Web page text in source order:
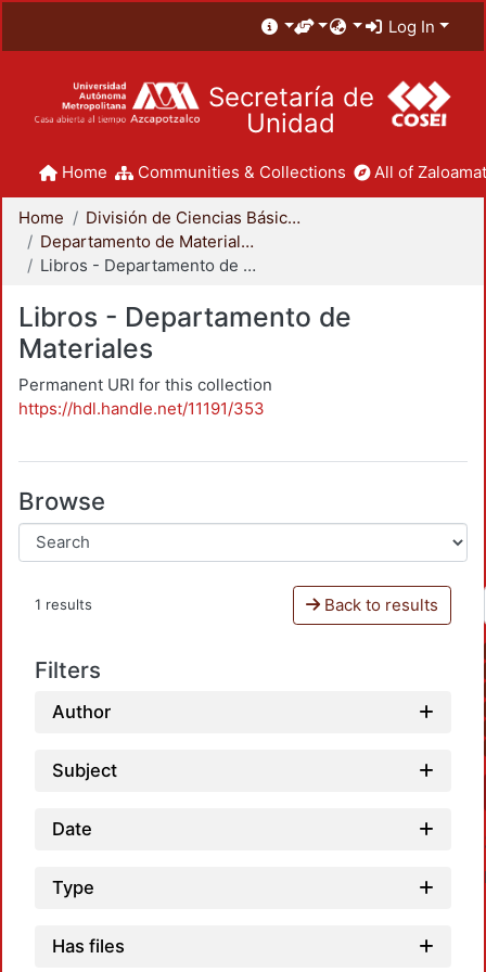
Log In
Secretaría de
Unidad
Home Communities & Collections All of
Home
División de Ciencias Básicas e Ingeniería
Departamento de Materiales
Libros - Departamento de Materiales
Libros - Departamento de
Materiales
Permanent URI for this collection
https://hdl.handle.net/11191/353
Browse
1 results Back to results
Filters
Author
Subject
Date
Type
Has files